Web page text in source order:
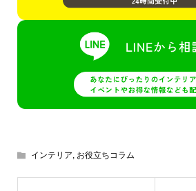
インテリア お役立ちコラム